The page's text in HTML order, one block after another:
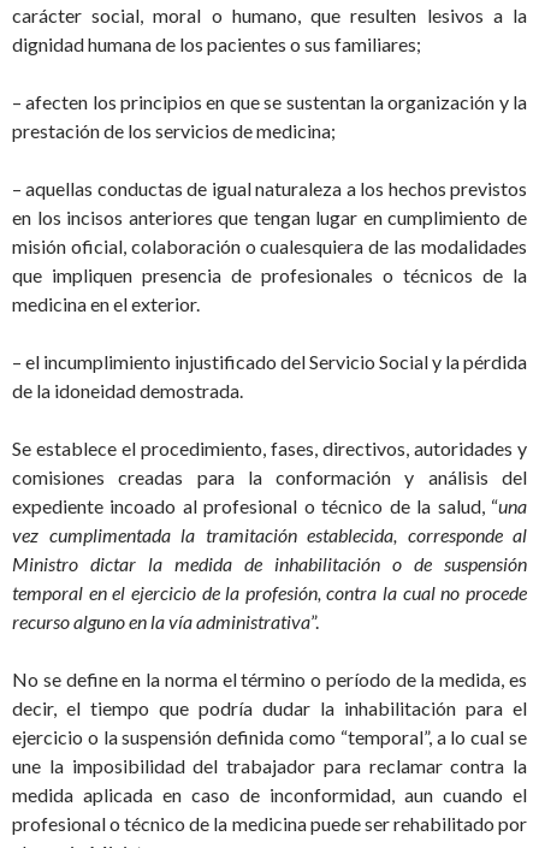
carácter social, moral o humano, que resulten lesivos a la
dignidad humana de los pacientes o sus familiares;
– afecten los principios en que se sustentan la organización y la
prestación de los servicios de medicina;
– aquellas conductas de igual naturaleza a los hechos previstos
en los incisos anteriores que tengan lugar en cumplimiento de
misión oficial, colaboración o cualesquiera de las modalidades
que impliquen presencia de profesionales o técnicos de la
medicina en el exterior.
– el incumplimiento injustificado del Servicio Social y la pérdida
de la idoneidad demostrada.
Se establece el procedimiento, fases, directivos, autoridades y
comisiones creadas para la conformación y análisis del
expediente incoado al profesional o técnico de la salud, “una
vez cumplimentada la tramitación establecida, corresponde al
Ministro dictar la medida de inhabilitación o de suspensión
temporal en el ejercicio de la profesión, contra la cual no procede
recurso alguno en la vía administrativa”.
No se define en la norma el término o período de la medida, es
decir, el tiempo que podría dudar la inhabilitación para el
ejercicio o la suspensión definida como “temporal”, a lo cual se
une la imposibilidad del trabajador para reclamar contra la
medida aplicada en caso de inconformidad, aun cuando el
profesional o técnico de la medicina puede ser rehabilitado por